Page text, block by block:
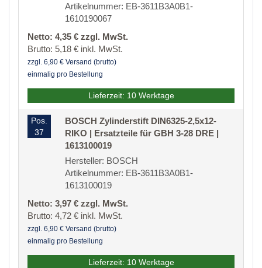
Artikelnummer: EB-3611B3A0B1-
1610190067
Netto: 4,35 € zzgl. MwSt.
Brutto: 5,18 € inkl. MwSt.
zzgl. 6,90 € Versand (brutto)
einmalig pro Bestellung
Lieferzeit: 10 Werktage
Pos.
37
BOSCH Zylinderstift DIN6325-2,5x12-
RIKO | Ersatzteile für GBH 3-28 DRE |
1613100019
Hersteller: BOSCH
Artikelnummer: EB-3611B3A0B1-
1613100019
Netto: 3,97 € zzgl. MwSt.
Brutto: 4,72 € inkl. MwSt.
zzgl. 6,90 € Versand (brutto)
einmalig pro Bestellung
Lieferzeit: 10 Werktage